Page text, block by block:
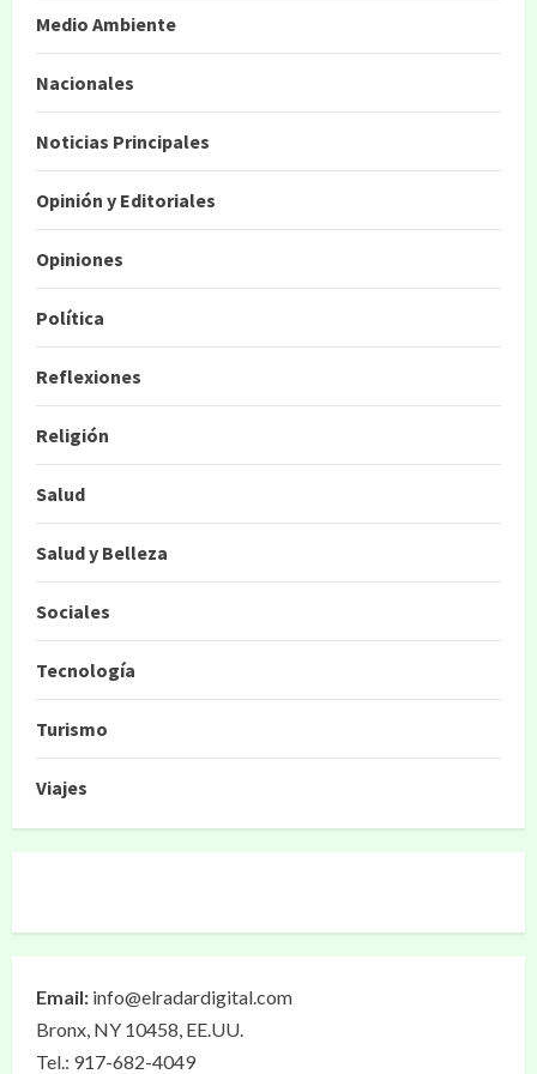
Medio Ambiente
Nacionales
Noticias Principales
Opinión y Editoriales
Opiniones
Política
Reflexiones
Religión
Salud
Salud y Belleza
Sociales
Tecnología
Turismo
Viajes
Email: info@elradardigital.com
Bronx, NY 10458, EE.UU.
Tel.: 917-682-4049